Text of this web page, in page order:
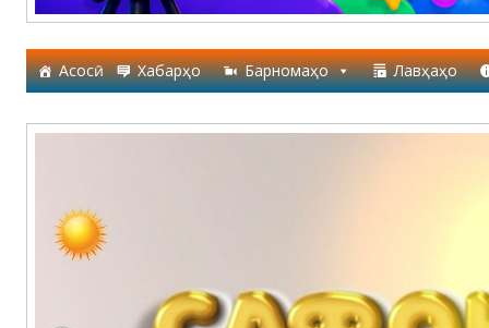
Асосӣ Хабарҳо Барномаҳо Лавҳаҳо